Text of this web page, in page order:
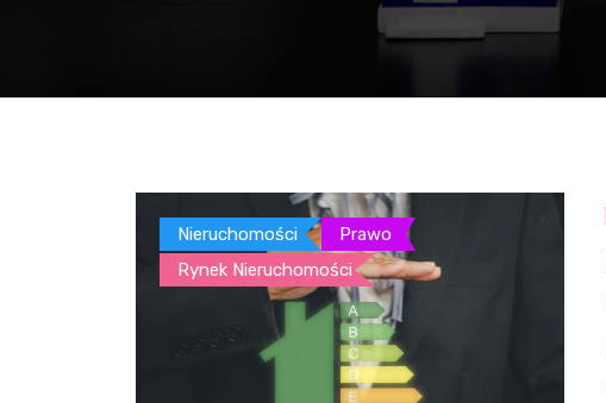
Nieruchomości
Prawo
Rynek Nieruchomości